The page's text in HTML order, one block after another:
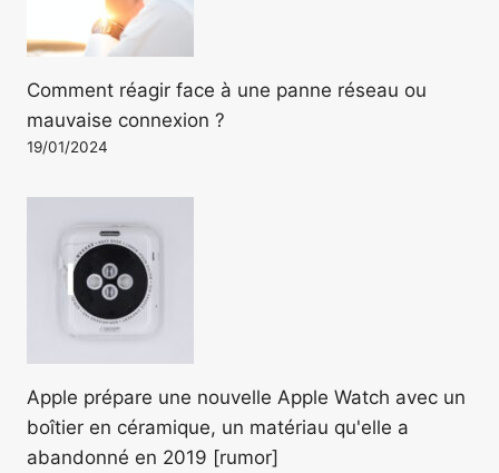
Comment réagir face à une panne réseau ou
mauvaise connexion ?
19/01/2024
Apple prépare une nouvelle Apple Watch avec un
boîtier en céramique, un matériau qu'elle a
abandonné en 2019 [rumor]